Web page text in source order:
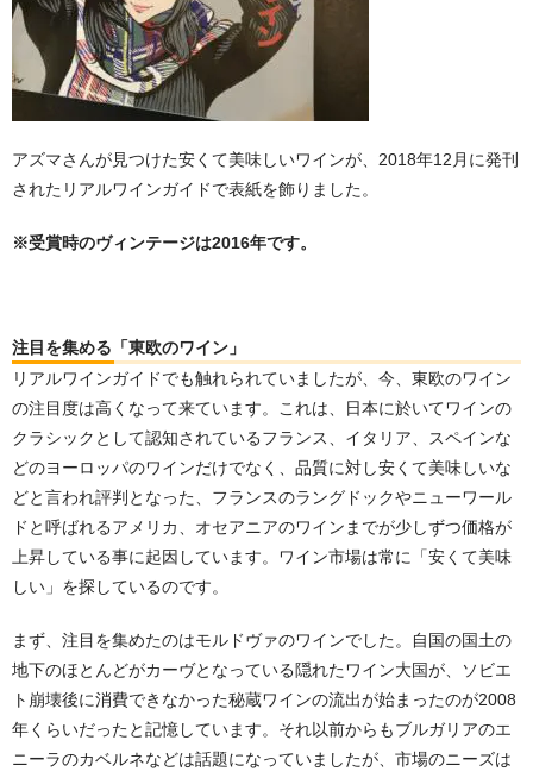
アズマさんが見つけた安くて美味しいワインが、2018年12月に発刊
されたリアルワインガイドで表紙を飾りました。
※受賞時のヴィンテージは2016年です。
注目を集める「東欧のワイン」
リアルワインガイドでも触れられていましたが、今、東欧のワイン
の注目度は高くなって来ています。これは、日本に於いてワインの
クラシックとして認知されているフランス、イタリア、スペインな
どのヨーロッパのワインだけでなく、品質に対し安くて美味しいな
どと言われ評判となった、フランスのラングドックやニューワール
ドと呼ばれるアメリカ、オセアニアのワインまでが少しずつ価格が
上昇している事に起因しています。ワイン市場は常に「安くて美味
しい」を探しているのです。
まず、注目を集めたのはモルドヴァのワインでした。自国の国土の
地下のほとんどがカーヴとなっている隠れたワイン大国が、ソビエ
ト崩壊後に消費できなかった秘蔵ワインの流出が始まったのが2008
年くらいだったと記憶しています。それ以前からもブルガリアのエ
ニーラのカベルネなどは話題になっていましたが、市場のニーズは